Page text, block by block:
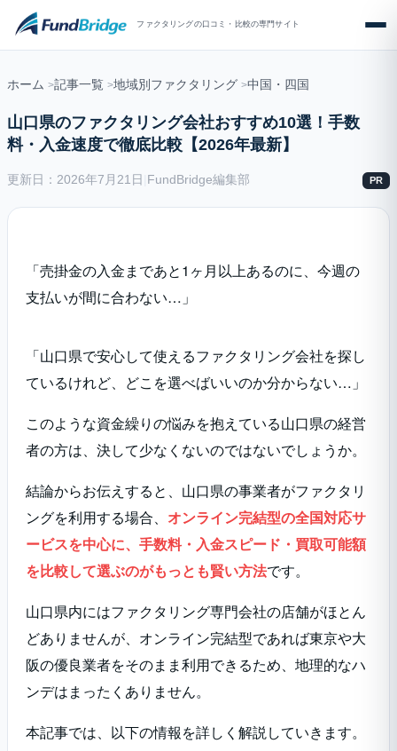
ファクタリングの口コミ・比較の専門サイト
ホーム 記事一覧 地域別ファクタリング 中国・四国
山口県のファクタリング会社おすすめ10選！手数
料・入金速度で徹底比較【2026年最新】
更新日：2026年7月21日 FundBridge編集部 PR
「売掛金の入金まであと1ヶ月以上あるのに、今週の
支払いが間に合わない…」
「山口県で安心して使えるファクタリング会社を探し
ているけれど、どこを選べばいいのか分からない…」
このような資金繰りの悩みを抱えている山口県の経営
者の方は、決して少なくないのではないでしょうか。
結論からお伝えすると、山口県の事業者がファクタリ
ングを利用する場合、 オンライン完結型の全国対応サ
ービスを中心に、手数料・入金スピード・買取可能額
を比較して選ぶのがもっとも賢い方法です。
山口県内にはファクタリング専門会社の店舗がほとん
どありませんが、オンライン完結型であれば東京や大
阪の優良業者をそのまま利用できるため、地理的なハ
ンデはまったくありません。
本記事では、以下の情報を詳しく解説していきます。